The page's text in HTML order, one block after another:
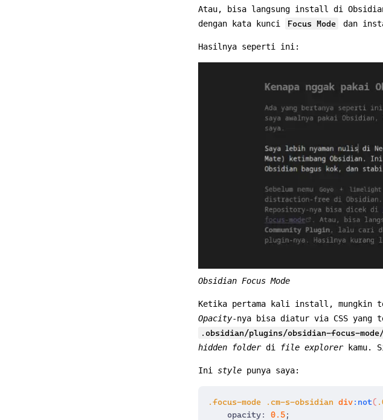
Atau, bisa langsung install di
dengan kata kunci
Focus Mode dan
Hasilnya seperti ini:
Obsidian Focus Mode
Ketika pertama kali install, mungkin
Opacity-nya bisa diatur via CSS yang
.obsidian/plugins/obsidian-focus-
hidden folderdi file explorerkamu.
Ini style punya saya:
.focus-mode .cm-s-obsidian div:not(
opacity: 0.5;